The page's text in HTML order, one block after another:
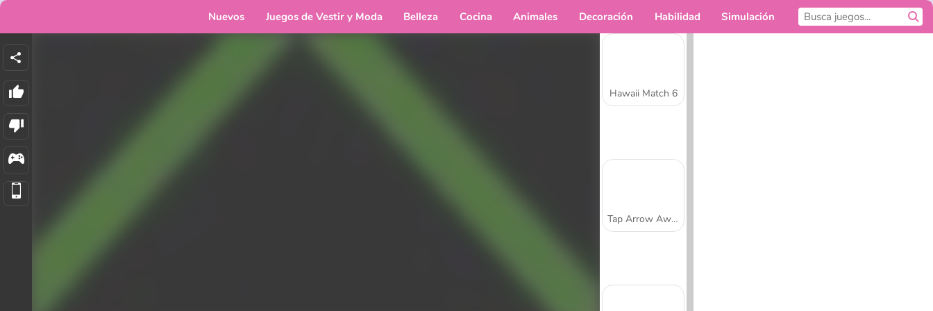
Nuevos Juegos de Vestir y Moda Belleza Cocina Animales Decoración Habilidad Simulación
Hawaii Match 6
Tap Arrow Away